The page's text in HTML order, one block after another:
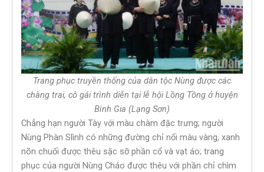
Trang phục truyền thống của dân tộc Nùng được các
chàng trai, cô gái trình diễn tại lễ hội Lồng Tồng ở huyện
Bình Gia (Lạng Sơn)
Chẳng hạn người Tày với màu chàm đặc trưng; người
Nùng Phàn Slình có những đường chỉ nổi màu vàng, xanh
nõn chuối được thêu sặc sỡ phần cổ và vạt áo; trang
phục của người Nùng Cháo được thêu với phần chỉ chìm